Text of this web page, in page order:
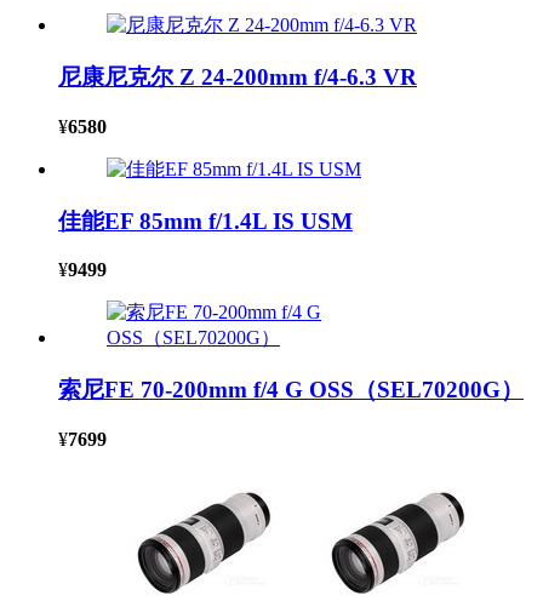
尼康尼克尔 Z 24-200mm f/4-6.3 VR
¥6580
佳能EF 85mm f/1.4L IS USM
¥9499
索尼FE 70-200mm f/4 G OSS（SEL70200G）
¥7699